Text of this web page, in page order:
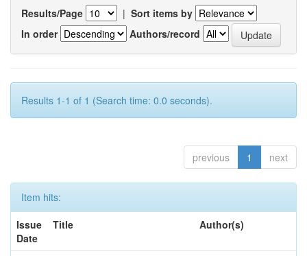
Results/Page | Sort items by
In order
Authors/record
Results 1-1 of 1 (Search time: 0.0 seconds).
previous 1 next
Item hits:
Issue
Date
Title Author(s)